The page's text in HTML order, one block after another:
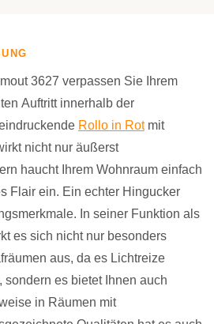
3627 verpassen Sie Ihrem
Auftritt innerhalb der
Rollo in Rotmit
nicht nur äußerst
haucht Ihrem Wohnraum einfach
Flair ein. Ein echter Hingucker
In seiner Funktion als
es sich nicht nur besonders
aus, da es Lichtreize
es bietet Ihnen auch
in Räumen mit